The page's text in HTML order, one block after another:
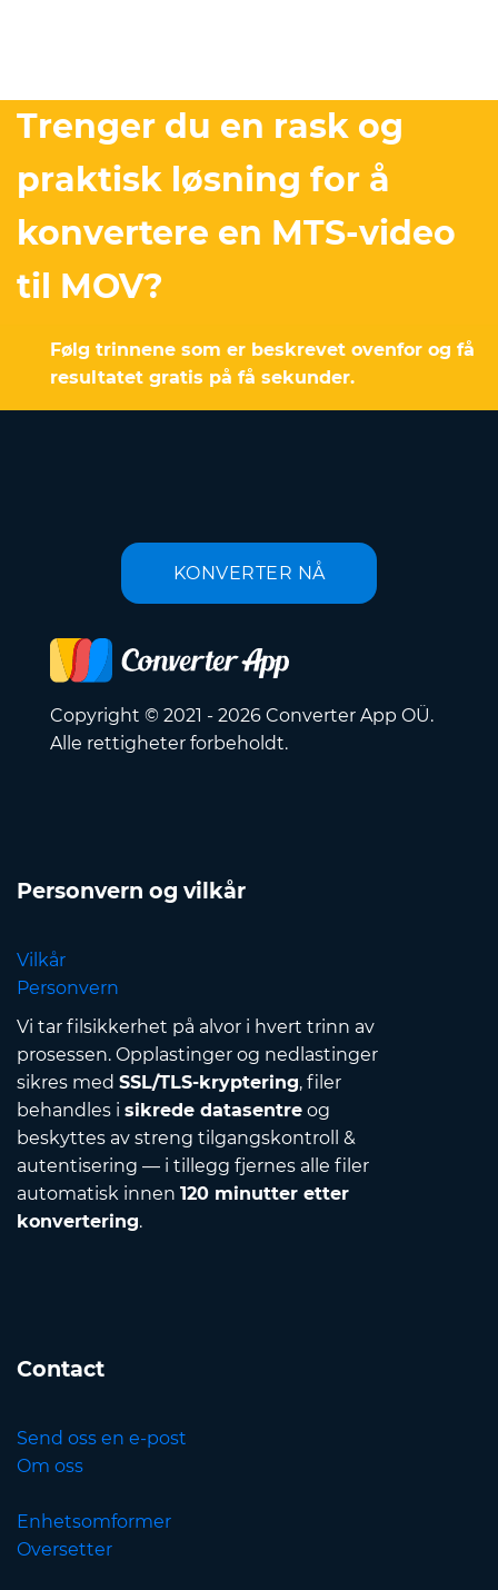
Trenger du en rask og
praktisk løsning for å
konvertere en MTS-video
til MOV?
Følg trinnene som er beskrevet ovenfor og få
resultatet gratis på få sekunder.
KONVERTER NÅ
Copyright © 2021 - 2026 Converter App OÜ.
Alle rettigheter forbeholdt.
Personvern og vilkår
Vilkår
Personvern
Vi tar filsikkerhet på alvor i hvert trinn av
prosessen. Opplastinger og nedlastinger
sikres med SSL/TLS-kryptering, filer
behandles i sikrede datasentre og
beskyttes av streng tilgangskontroll &
autentisering — i tillegg fjernes alle filer
automatisk innen 120 minutter etter
konvertering.
Contact
Send oss en e-post
Om oss
Enhetsomformer
Oversetter